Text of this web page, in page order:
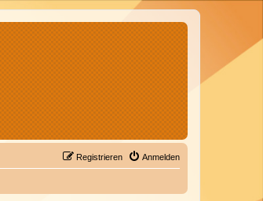
Anmelden
Registrieren